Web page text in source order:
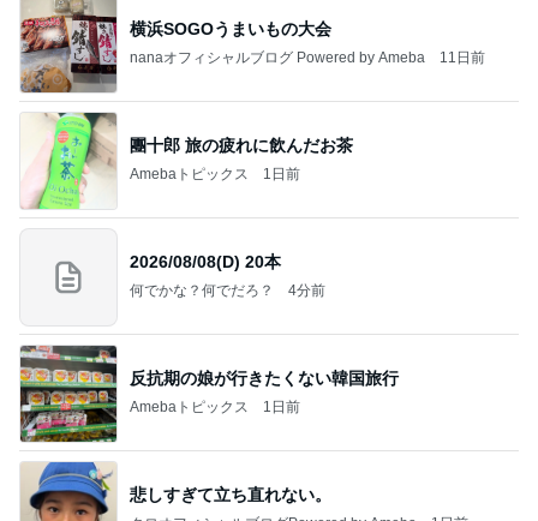
横浜SOGOうまいもの大会
nanaオフィシャルブログ Powered by Ameba 11日前
團十郎 旅の疲れに飲んだお茶
Amebaトピックス 1日前
2026/08/08(D) 20本
何でかな？何でだろ？ 4分前
反抗期の娘が行きたくない韓国旅行
Amebaトピックス 1日前
悲しすぎて立ち直れない。